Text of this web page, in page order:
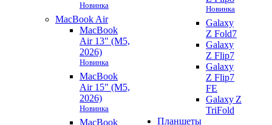
Новинка
MacBook Air
MacBook
Air 13" (M5,
2026)
Новинка
MacBook
Air 15" (M5,
2026)
Новинка
MacBook
Новинка
Galaxy
Z Fold7
Galaxy
Z Flip7
Galaxy
Z Flip7
FE
Galaxy Z
TriFold
Планшеты